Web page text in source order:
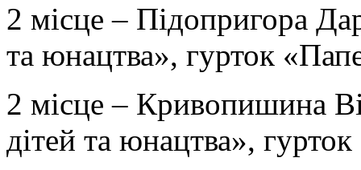
2 місце – Підопригора
та юнацтва», гурток
2 місце – Кривопишина
дітей та юнацтва»,